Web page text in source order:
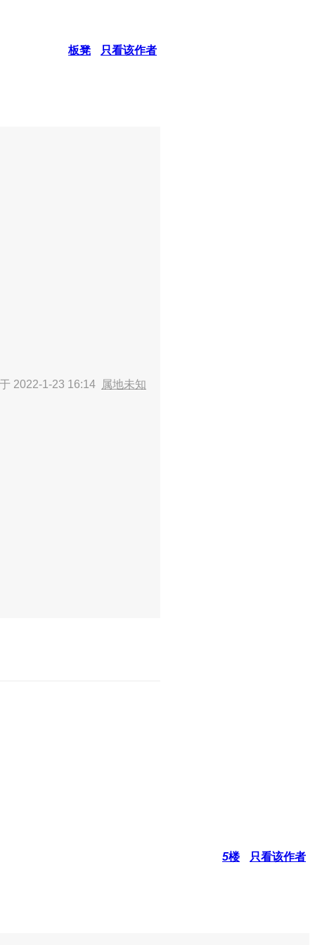
板凳 只看该作者
2022-1-23 16:14 属地未知
5楼 只看该作者